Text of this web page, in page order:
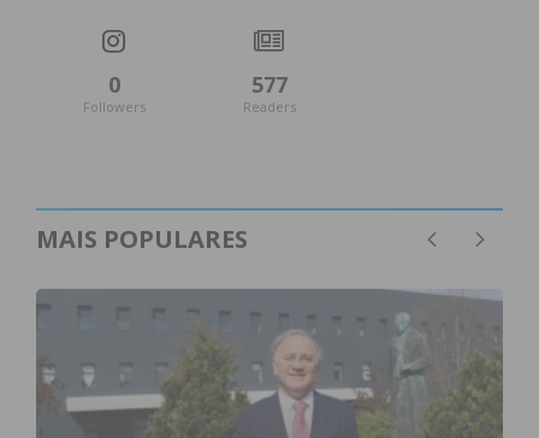
0
Followers
577
Readers
MAIS POPULARES